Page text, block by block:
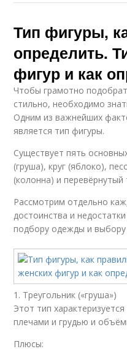
Тип фигуры,
определить.
фигур и как
Чтобы грамотно
стильно, необходимо
Одним из важнейших
является тип фигуры.
Существует пять
(груша), круг (яблоко),
(колонна) и перевёрнутый
Рассмотрим отдельно
достоинства и
подбору одежды и выбору
1. Треугольник («груша»)
Этот тип
плечами и грудью и
Плюсы: